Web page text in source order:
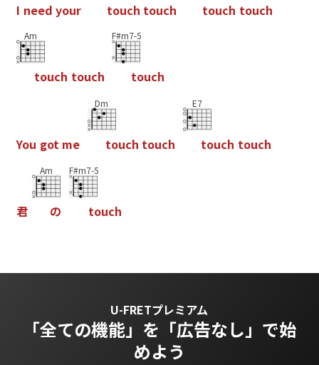
I need your touch touch touch touch
Am
touch touch
F#m7-5
touch
You got me
Dm
touch touch
E7
touch touch
君
Am
の
F#m7-5
touch
U-FRETプレミアム
「全ての機能」を 「広告なし」で始
めよう